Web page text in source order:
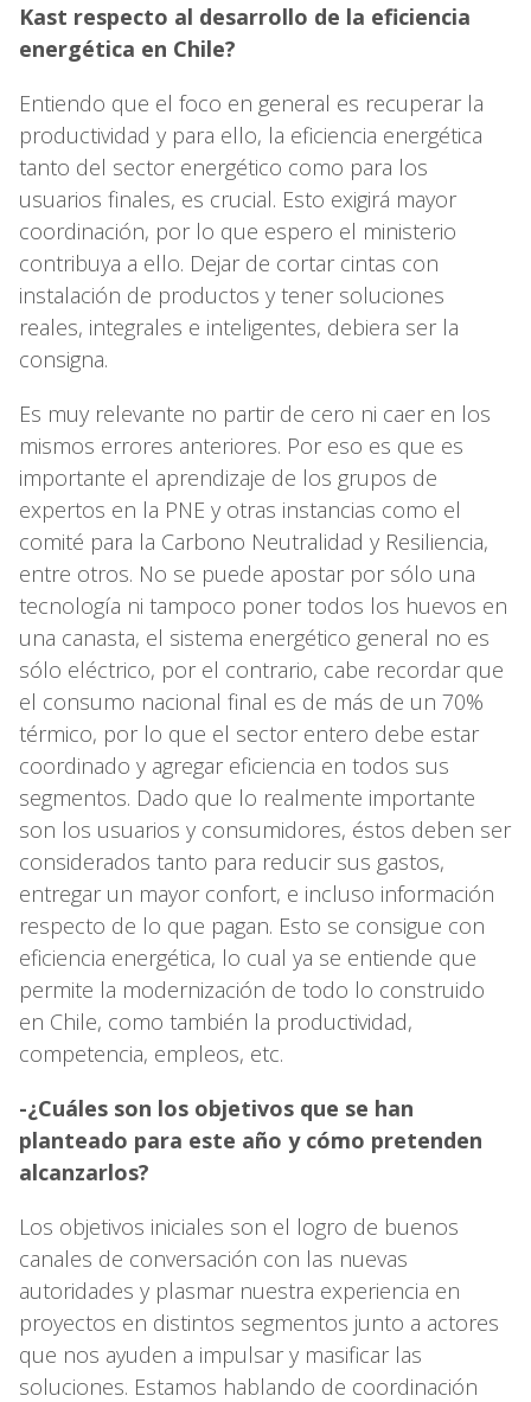
Kast respecto al desarrollo de la eficiencia
energética en Chile?
Entiendo que el foco en general es recuperar la
productividad y para ello, la eficiencia energética
tanto del sector energético como para los
usuarios finales, es crucial. Esto exigirá mayor
coordinación, por lo que espero el ministerio
contribuya a ello. Dejar de cortar cintas con
instalación de productos y tener soluciones
reales, integrales e inteligentes, debiera ser la
consigna.
Es muy relevante no partir de cero ni caer en los
mismos errores anteriores. Por eso es que es
importante el aprendizaje de los grupos de
expertos en la PNE y otras instancias como el
comité para la Carbono Neutralidad y Resiliencia,
entre otros. No se puede apostar por sólo una
tecnología ni tampoco poner todos los huevos en
una canasta, el sistema energético general no es
sólo eléctrico, por el contrario, cabe recordar que
el consumo nacional final es de más de un 70%
térmico, por lo que el sector entero debe estar
coordinado y agregar eficiencia en todos sus
segmentos. Dado que lo realmente importante
son los usuarios y consumidores, éstos deben ser
considerados tanto para reducir sus gastos,
entregar un mayor confort, e incluso información
respecto de lo que pagan. Esto se consigue con
eficiencia energética, lo cual ya se entiende que
permite la modernización de todo lo construido
en Chile, como también la productividad,
competencia, empleos, etc.
-¿Cuáles son los objetivos que se han
planteado para este año y cómo pretenden
alcanzarlos?
Los objetivos iniciales son el logro de buenos
canales de conversación con las nuevas
autoridades y plasmar nuestra experiencia en
proyectos en distintos segmentos junto a actores
que nos ayuden a impulsar y masificar las
soluciones. Estamos hablando de coordinación